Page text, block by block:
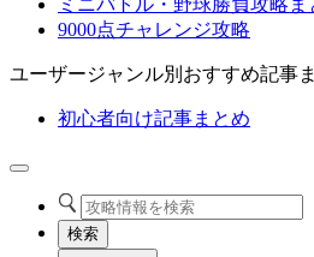
ミニバトル・野球勝負攻略ま
9000点チャレンジ攻略
ユーザージャンル別おすすめ記事
初心者向け記事まとめ
検索